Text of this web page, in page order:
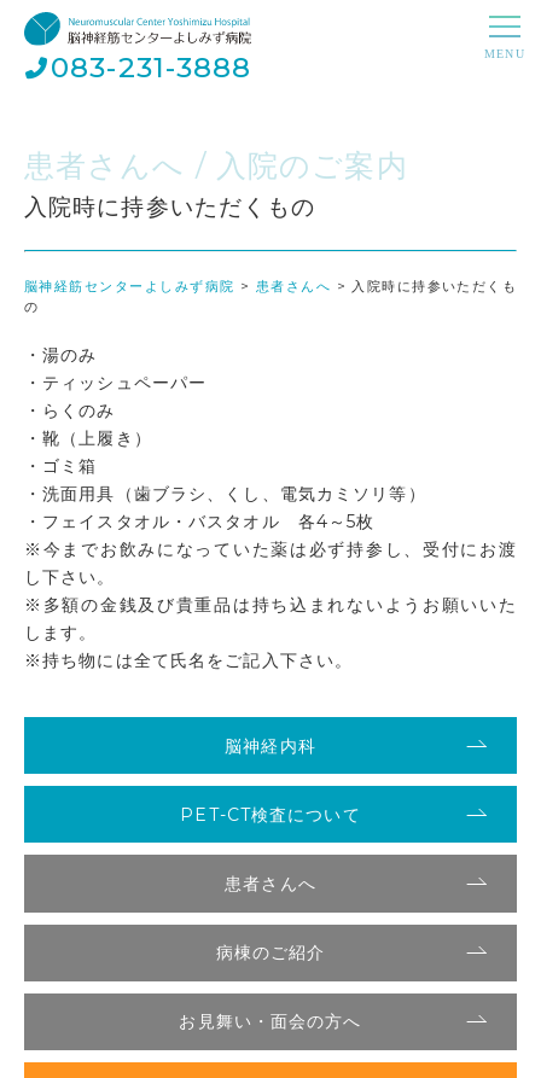
083-231-3888
脳神経内科
PET-CT検査について
患者さんへ
病棟のご紹介
お見舞い・面会の方へ
患者さんへ / 入院のご案内
入院時に持参いただくもの
脳神経筋センターよしみず病院 > 患者さんへ > 入院時に持参いただくも
の
・湯のみ
・ティッシュペーパー
・らくのみ
・靴（上履き）
・ゴミ箱
・洗面用具（歯ブラシ、くし、電気カミソリ等）
・フェイスタオル・バスタオル 各4～5枚
※今までお飲みになっていた薬は必ず持参し、受付にお渡
し下さい。
※多額の金銭及び貴重品は持ち込まれないようお願いいた
します。
※持ち物には全て氏名をご記入下さい。